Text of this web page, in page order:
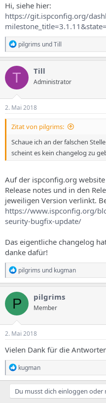
Hi, siehe hier:
https://git.ispconfig.org/
R
e
a
k
t
o
n
e
pilgrims undTill
T Till
Administrator
2. Mai 2018
Zitat von pilgrims:
Schaue ich an der falschen
scheint es kein changelog zu
Auf der ispconfig.org
Release notes und in den
jeweiligen Version verlinkt.
https://www.ispconfig.org/
seurity-bugfix-update/
Das eigentliche changelog
danke dafür!
R
e
a
k
t
o
n
e
:
pilgrims und kugman
P pilgrims
Member
2. Mai 2018
Vielen Dank für die
R
e
a
k
t
kugman
Du musst dich einloggen